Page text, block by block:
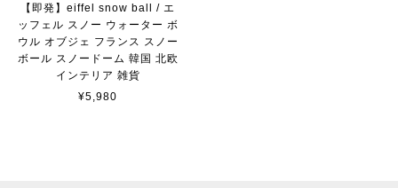
【即発】eiffel snow ball / エ
ッフェル スノー ウォーター ボ
ウル オブジェ フランス スノー
ボール スノードーム 韓国 北欧
インテリア 雑貨
¥5,980